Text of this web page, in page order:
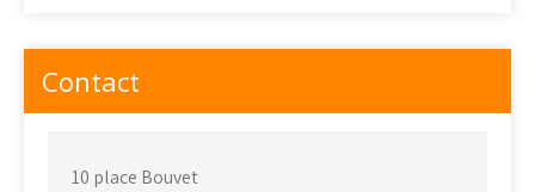
Contact
10 place Bouvet